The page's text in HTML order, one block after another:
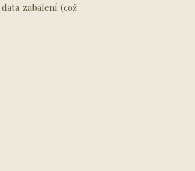
zabalení (což